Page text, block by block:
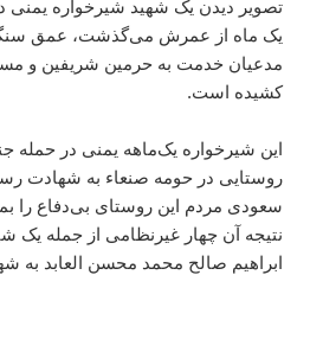
تصویر دیدن یک شهید شیرخواره یمنی
یک ماه از عمرش می‌گذشت، عمق
مدعیان خدمت به حرمین شریفین و
کشیده است.
این شیرخواره یک‌ماهه یمنی در حمله
روستایی در حومه صنعاء به شهادت
سعودی مردم این روستای بی‌دفاع را
نتیجه آن چهار غیرنظامی از جمله یک
ابراهیم صالح محمد محسن العابد به